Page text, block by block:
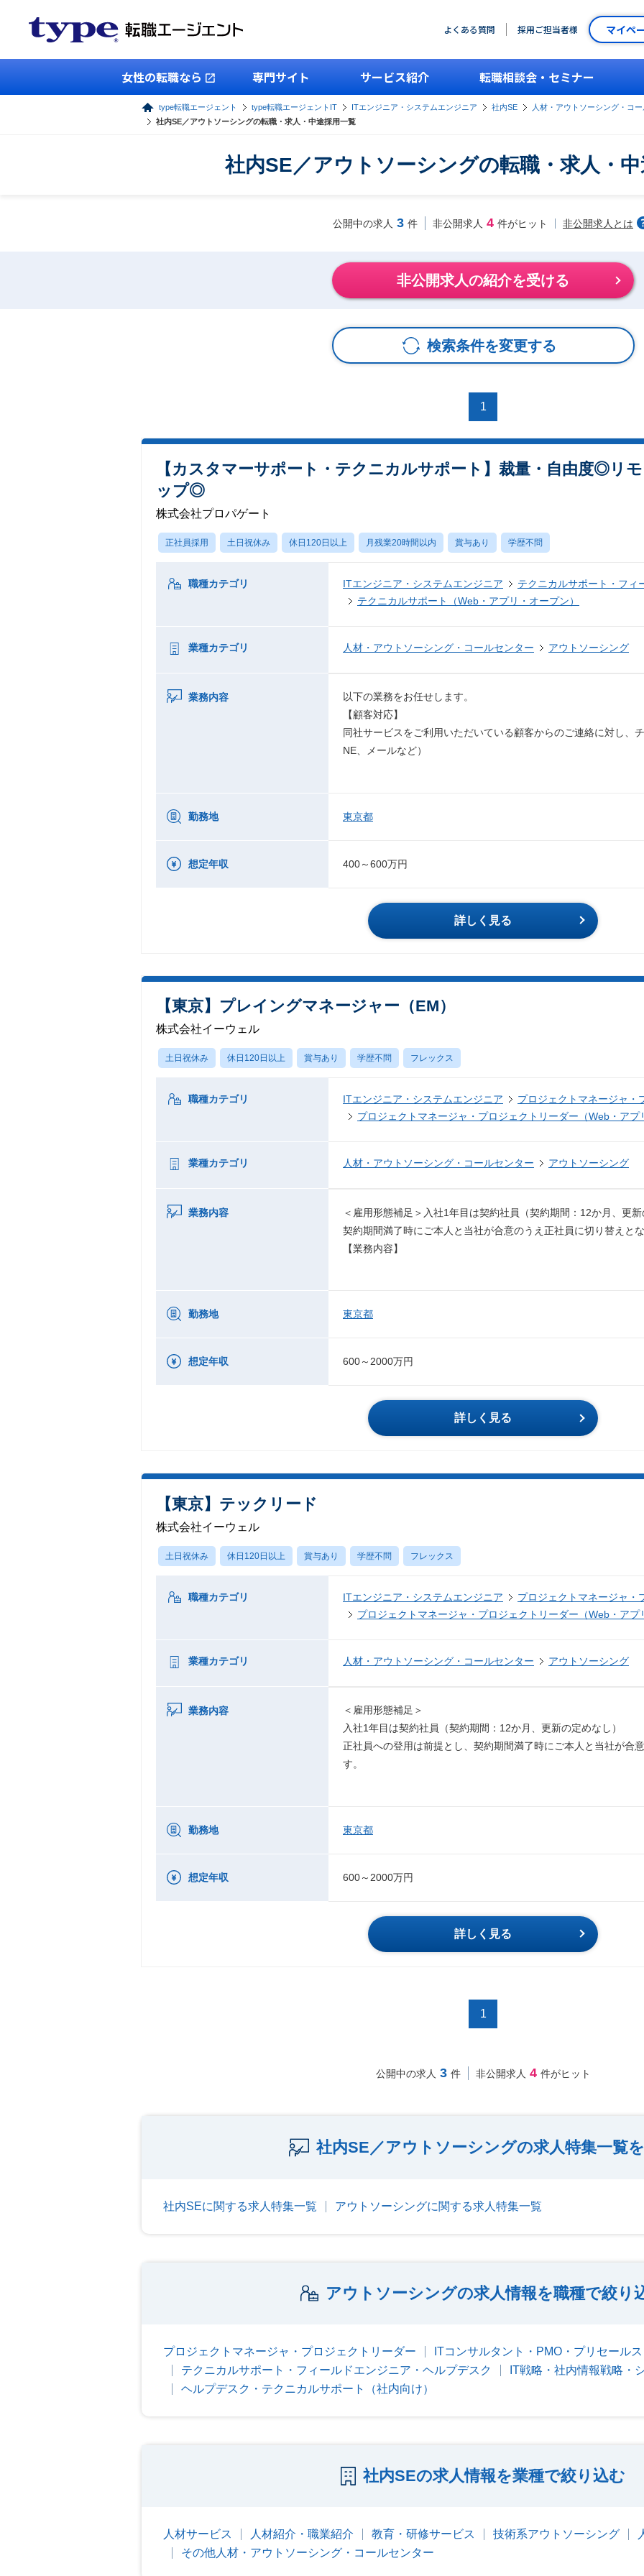
よくある質問 採用ご担当者様 マイペ
女性の転職なら 専門サイト サービス紹介 転職相談会・セミナー
type転職エージェント type転職エージェントIT ITエンジニア・システムエンジニア 社内SE 人材・アウトソーシング・コ
社内SE／アウトソーシングの転職・求人・中途採用一覧
社内SE／アウトソーシングの転職・求人・
公開中の求人 3 件 非公開求人 4 件がヒット 非公開求人とは
非公開求人の紹介を受ける
検索条件を変更する
1
【カスタマーサポート・テクニカルサポート】裁量・自由度◎リ
ップ◎
株式会社プロパゲート
正社員採用 土日祝休み 休日120日以上 月残業20時間以内 賞与あり 学歴不問
職種カテゴリ ITエンジニア・システムエンジニア
テクニカルサポート・フィ
テクニカルサポート（Web・アプリ・オープン）
業種カテゴリ 人材・アウトソーシング・コールセンター アウトソーシング
業務内容
以下の業務をお任せします。
【顧客対応】
同社サービスをご利用いただいている顧客からのご連絡に対し、
NE、メールなど）
勤務地 東京都
想定年収 400～600万円
詳しく見る
【東京】プレイングマネージャー（EM）
株式会社イーウェル
土日祝休み 休日120日以上 賞与あり 学歴不問 フレックス
職種カテゴリ ITエンジニア・システムエンジニア
プロジェクトマネージャ・
プロジェクトマネージャ・プロジェクトリーダー（Web・アプ
業種カテゴリ 人材・アウトソーシング・コールセンター アウトソーシング
業務内容
＜雇用形態補足＞入社1年目は契約社員（契約期間：12か月、更新
契約期間満了時にご本人と当社が合意のうえ正社員に切り替えとな
【業務内容】
勤務地 東京都
想定年収 600～2000万円
詳しく見る
【東京】テックリード
株式会社イーウェル
土日祝休み 休日120日以上 賞与あり 学歴不問 フレックス
職種カテゴリ ITエンジニア・システムエンジニア
プロジェクトマネージャ・
プロジェクトマネージャ・プロジェクトリーダー（Web・アプ
業種カテゴリ 人材・アウトソーシング・コールセンター アウトソーシング
業務内容
＜雇用形態補足＞
入社1年目は契約社員（契約期間：12か月、更新の定めなし）
正社員への登用は前提とし、契約期間満了時にご本人と当社が合
す。
勤務地 東京都
想定年収 600～2000万円
詳しく見る
1
公開中の求人 3 件 非公開求人 4 件がヒット
社内SE／アウトソーシングの求人特集一覧
社内SEに関する求人特集一覧 アウトソーシングに関する求人特集一覧
アウトソーシングの求人情報を職種で絞り
プロジェクトマネージャ・プロジェクトリーダー
ITコンサルタント・PMO・プリセールス
テクニカルサポート・フィールドエンジニア・ヘルプデスク
IT戦略・社内情報戦略・
ヘルプデスク・テクニカルサポート（社内向け）
社内SEの求人情報を業種で絞り込む
人材サービス 人材紹介・職業紹介 教育・研修サービス 技術系アウトソーシング
その他人材・アウトソーシング・コールセンター